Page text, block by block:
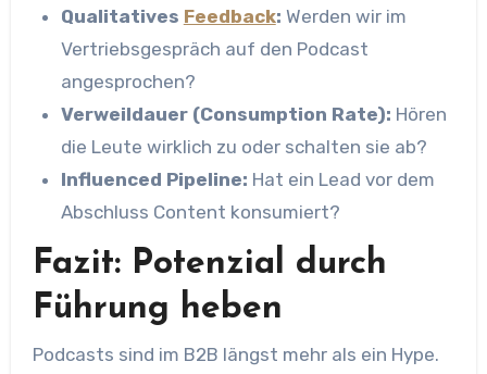
Qualitatives Feedback: Werden wir im
Vertriebsgespräch auf den Podcast
angesprochen?
Verweildauer (Consumption Rate): Hören
die Leute wirklich zu oder schalten sie ab?
Influenced Pipeline: Hat ein Lead vor dem
Abschluss Content konsumiert?
Fazit: Potenzial durch
Führung heben
Podcasts sind im B2B längst mehr als ein Hype.